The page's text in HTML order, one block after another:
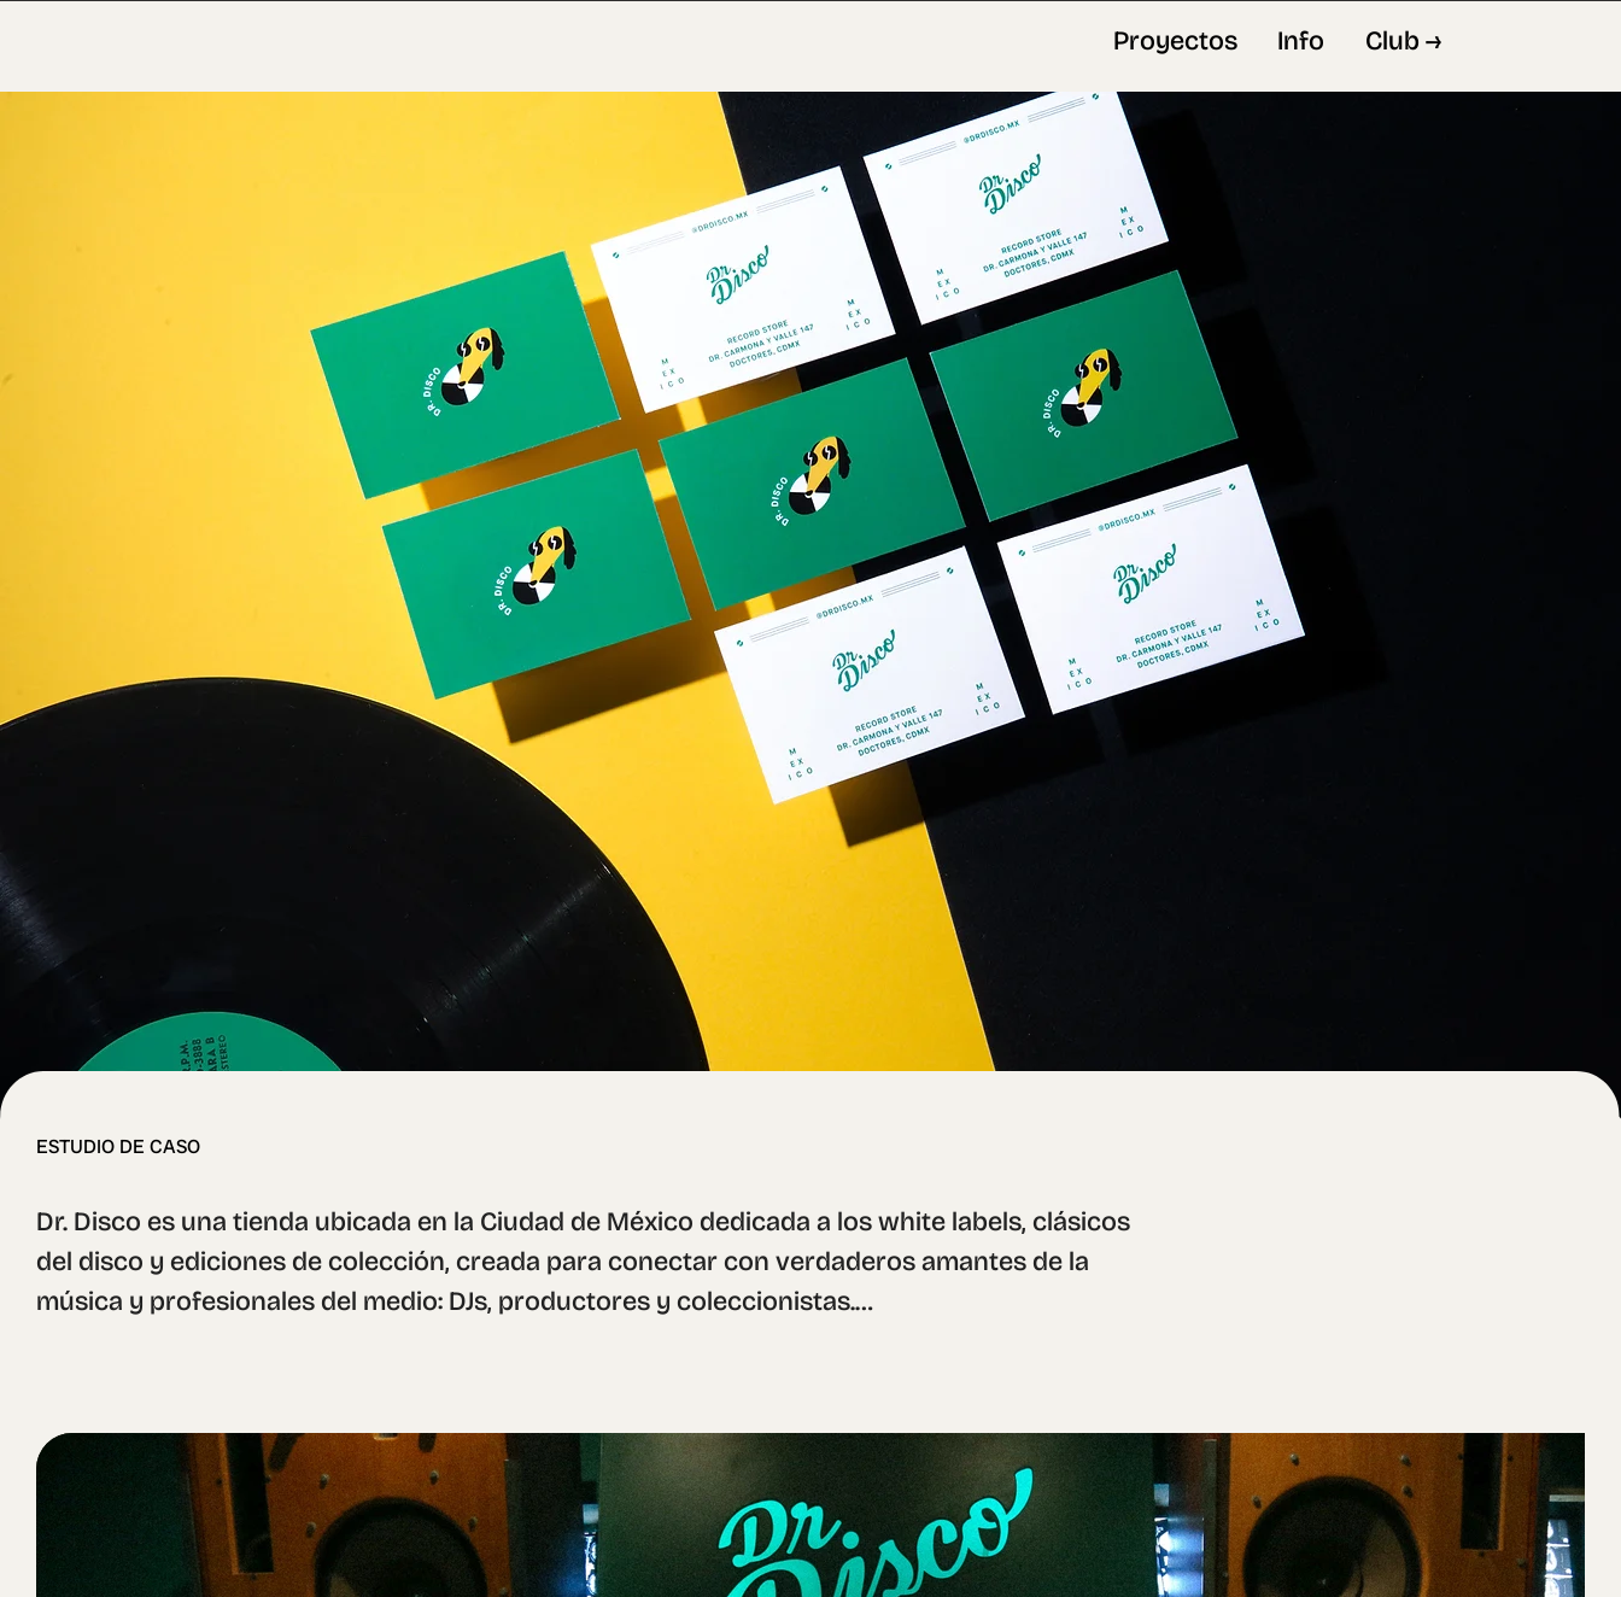
Proyectos Info Club →
ESTUDIO DE CASO
Dr. Disco es una tienda ubicada en la Ciudad de México dedicada a los white labels, clásicos
del disco y ediciones de colección, creada para conectar con verdaderos amantes de la
música y profesionales del medio: DJs, productores y coleccionistas.
de compra. Desde el recibo hasta la caja de envío, todo comunica estilo, nostalgia y
personalidad.
Creamos una serie de tipografías y una mascota inspirada en el diseño gráfico vintage, que
juntos conforman un sistema visual flexible y adaptable para distintos formatos.  Pensando